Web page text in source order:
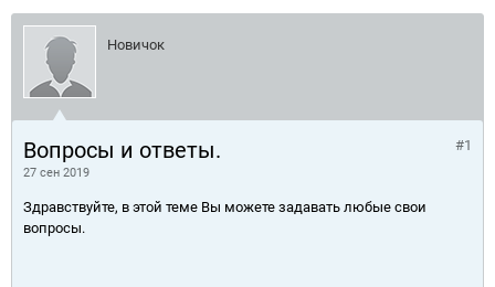
Новичок
Вопросы и ответы.
27 сен 2019
#1
Здравствуйте, в этой теме Вы можете задавать любые свои
вопросы.